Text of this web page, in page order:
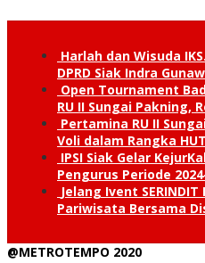
Harlah dan Wisuda
DPRD Siak Indra
Open Tournament
RU II Sungai Pakning,
Pertamina RU II
Voli dalam Rangka
IPSI Siak Gelar
Pengurus Periode
Jelang Ivent SERINDIT
Pariwisata Bersama
@METROTEMPO 2020